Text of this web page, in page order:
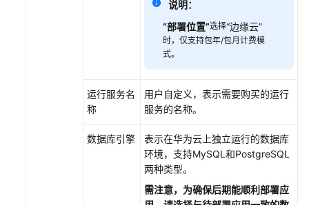
说明：
“部署位置”选择“边缘云”
时，仅支持包年/包月计费模
式。
运行服务名
称
用户自定义，表示需要购买的运行
服务的名称。
数据库引擎
表示在华为云上独立运行的数据库
环境，支持MySQL和PostgreSQL
两种类型。
需注意，为确保后期能顺利部署应